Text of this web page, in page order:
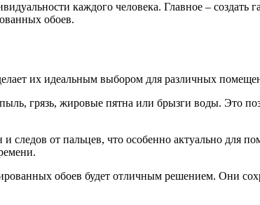
каждого человека. Главное –
обоев.
их идеальным выбором для различных
грязь, жировые пятна или брызги воды. Это
следов от пальцев, что особенно актуально для
обоев будет отличным решением. Они